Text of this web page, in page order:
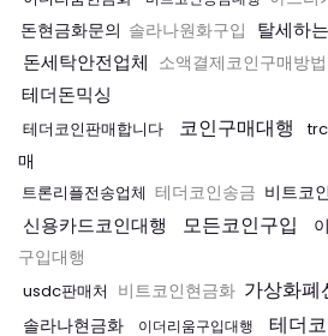
돈현금화문의 솔라나원화구입 탈세하
돈세탁안전업체 소액결제코인구매방법
테더돈믹싱
테더코인판매합니다 코인구매대행
매
트론리플전송업체 테더코인송금 비트코
신용카드코인대행 모든코인구입
구입대행
usdc판매처 비트코인현금화 가상화폐
솔라나현금화 이더리움구입대행 테더